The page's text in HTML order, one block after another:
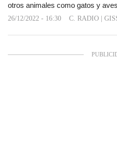
otros animales como gatos y
26/12/2022 - 16:30 C. RADIO |